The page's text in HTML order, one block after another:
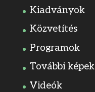
Kiadványok
Közvetítés
Programok
További képek
Videók